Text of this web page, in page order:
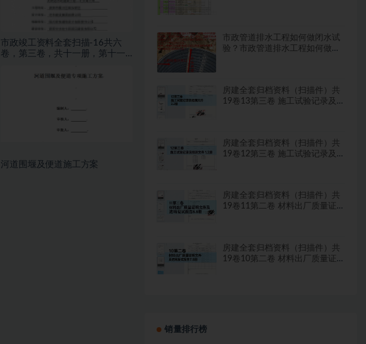
市政竣工资料全套扫描-16共六
卷，第三卷，共十一册，第十一
河道围堰及便道施工方案
市政管道排水工程如何做闭水试
验？市政管道排水工程如何做闭
房建全套归档资料（扫描件）共
19卷13第三卷 施工试验记录及
房建全套归档资料（扫描件）共
19卷12第三卷 施工试验记录及
房建全套归档资料（扫描件）共
19卷11第二卷 材料出厂质量证
房建全套归档资料（扫描件）共
19卷10第二卷 材料出厂质量证
销量排行榜